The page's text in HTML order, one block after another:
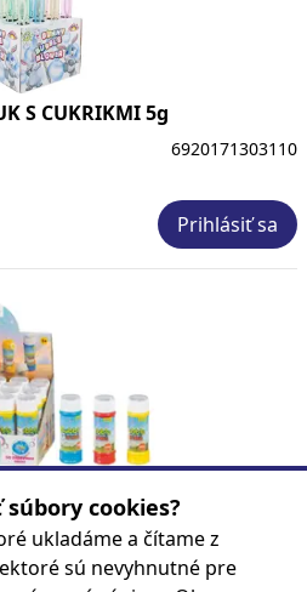
S CUKRIKMI 5g
6920171303110
Prihlásiť sa
S HROU 60ml MIX
8584163116713
cookies?
ukladáme a čítame z
sú nevyhnutné pre